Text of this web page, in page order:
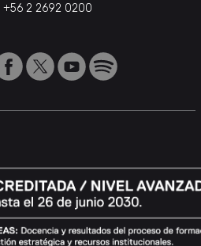
+56 2 2692 0200